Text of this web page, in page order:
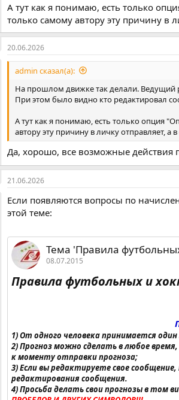
А тут как я понимаю, есть только
только самому автору эту причину в
20.06.2026
admin сказал(а):
На прошлом движке так делали. Ведущий
При этом было видно кто редактировал
А тут как я понимаю, есть только опция
автору эту причину в личку отправляет, а
Да, хорошо, все возможные
21.06.2026
Если появляются вопросы по
этой теме:
Тема 'Правила
08.07.2015
Правила футбольных и
1) От одного человека принимается один
2) Прогноз можно сделать в любое
к моменту отправки прогноза;
3) Если вы редактируете свое
редактирования сообщения.
4) Просьба делать свои прогнозы в том